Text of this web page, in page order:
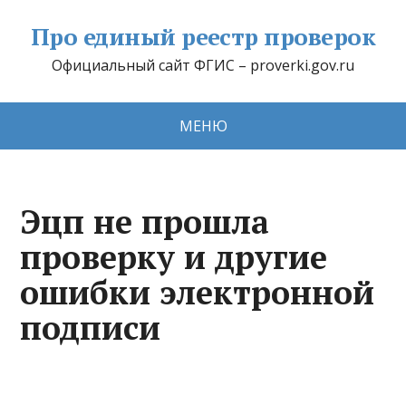
Про единый реестр проверок
Официальный сайт ФГИС – proverki.gov.ru
МЕНЮ
Эцп не прошла
проверку и другие
ошибки электронной
подписи